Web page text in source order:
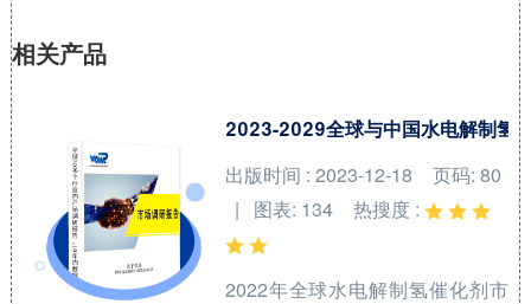
相关产品
2023-2029全球与中国水电解制氢
出版时间 : 2023-12-18
页码: 80
| 图表: 134
热搜度 :
2022年全球水电解制氢催化剂市